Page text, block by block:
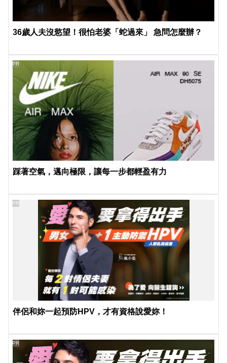
36歲人夫沒慾望！很怕老婆「蛇過來」 急問怎麼辦？
踩著空氣，邁向極限，讓每一步都輕盈有力
PR
伴侶和妳一起預防HPV，才有資格說愛妳！
PR
PR